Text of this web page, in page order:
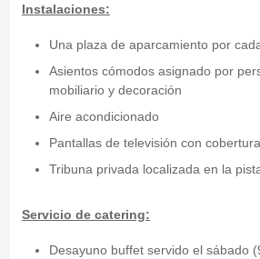
Instalaciones:
Una plaza de aparcamiento por
Asientos cómodos asignado por
mobiliario y decoración
Aire acondicionado
Pantallas de televisión con
Tribuna privada localizada en la
Servicio de catering:
Desayuno buffet servido el sábado